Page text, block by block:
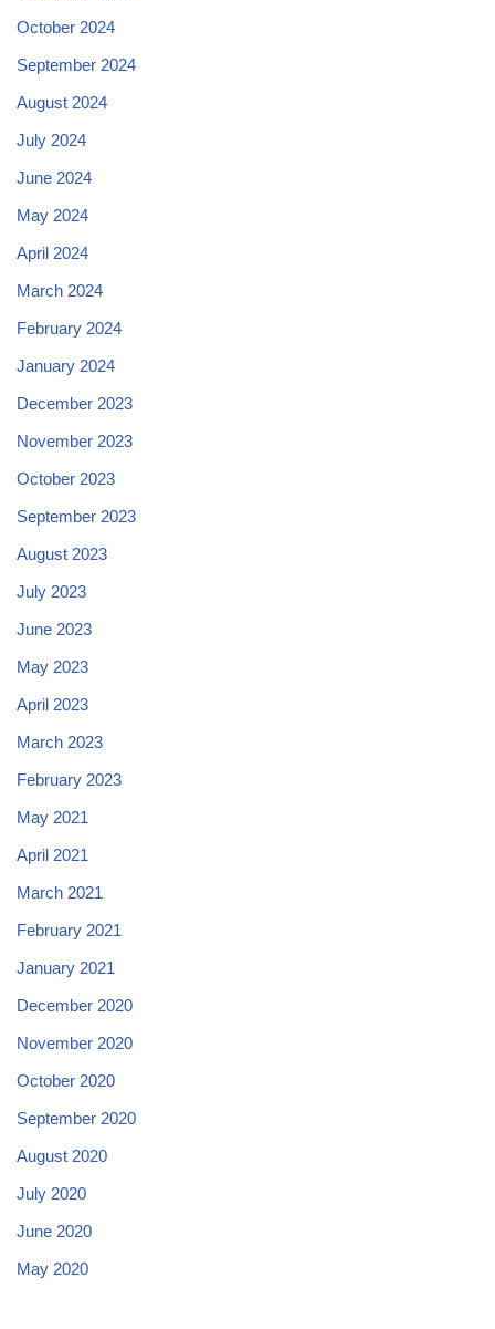
October 2024
September 2024
August 2024
July 2024
June 2024
May 2024
April 2024
March 2024
February 2024
January 2024
December 2023
November 2023
October 2023
September 2023
August 2023
July 2023
June 2023
May 2023
April 2023
March 2023
February 2023
May 2021
April 2021
March 2021
February 2021
January 2021
December 2020
November 2020
October 2020
September 2020
August 2020
July 2020
June 2020
May 2020